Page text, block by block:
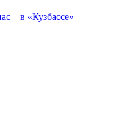
– в «Кузбассе»